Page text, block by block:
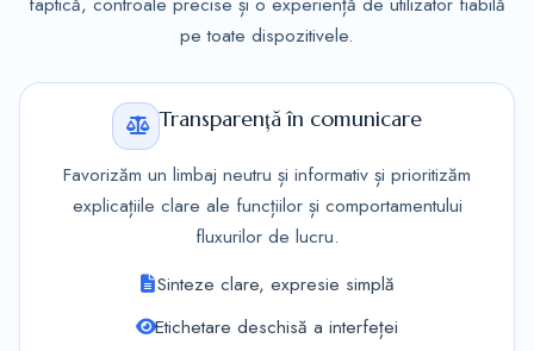
pe toate dispozitivele.
Transparență în comunicare
Favorizăm un limbaj neutru și informativ și prioritizăm
explicațiile clare ale funcțiilor și comportamentului
fluxurilor de lucru.
Sinteze clare, expresie simplă
Etichetare deschisă a interfeței